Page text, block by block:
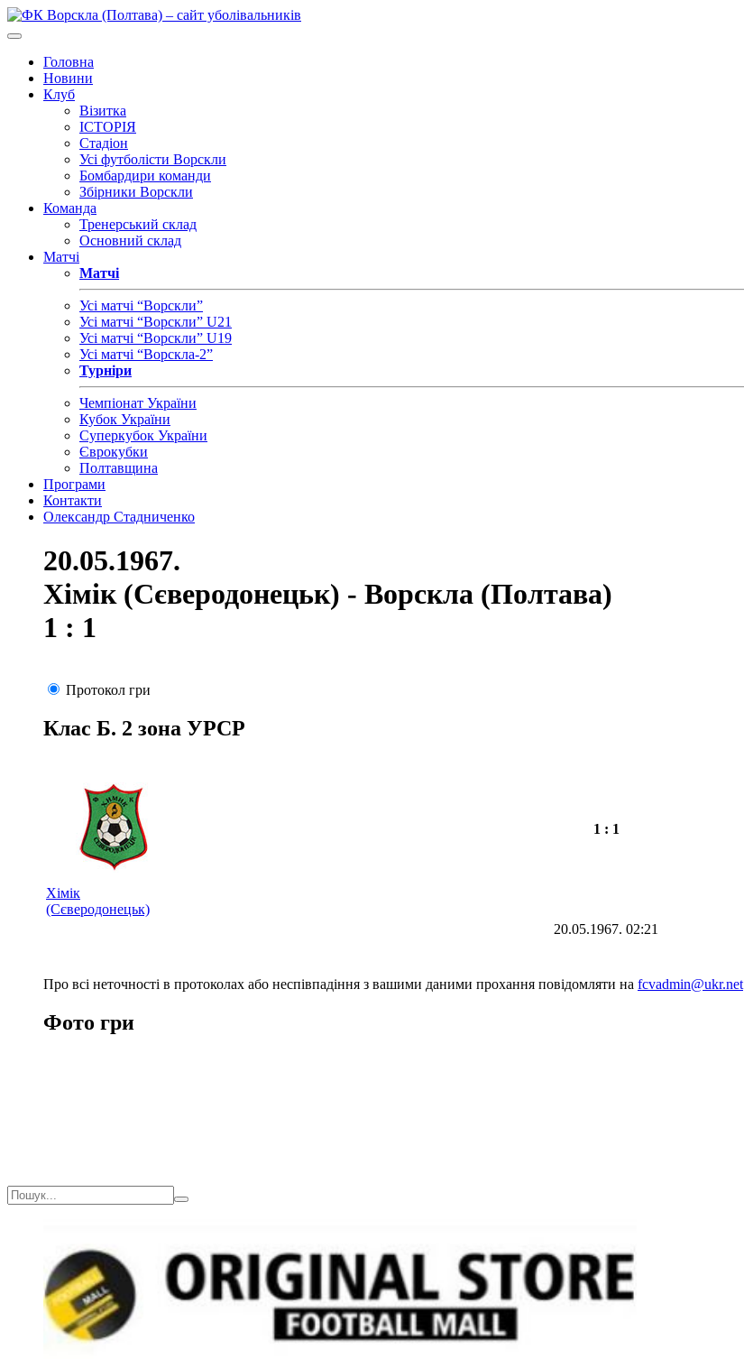
Головна
Новини
Клуб
Візитка
ІСТОРІЯ
Стадіон
Усі футболісти Ворскли
Бомбардири команди
Збірники Ворскли
Команда
Тренерський склад
Основний склад
Матчі
Матчі
Усі матчі “Ворскли”
Усі матчі “Ворскли” U21
Усі матчі “Ворскли” U19
Усі матчі “Ворскла-2”
Турніри
Чемпіонат України
Кубок України
Суперкубок України
Єврокубки
Полтавщина
Програми
Контакти
Олександр Стадниченко
20.05.1967.
Хімік (Сєверодонецьк) - Ворскла (Полтава)
1 : 1
Протокол гри
Клас Б. 2 зона УРСР
1 : 1
Хімік
(Сєверодонецьк)
20.05.1967. 02:21
Про всі неточності в протоколах або неспівпадіння з вашими даними прохання повідомляти на fcvadmin@ukr.net
Фото гри